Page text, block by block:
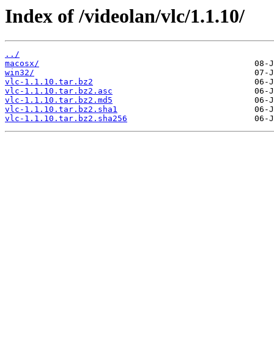
Index of /videolan/vlc/1.1.10/
../
macosx/
win32/
vlc-1.1.10.tar.bz2
vlc-1.1.10.tar.bz2.asc
vlc-1.1.10.tar.bz2.md5
vlc-1.1.10.tar.bz2.sha1
vlc-1.1.10.tar.bz2.sha256